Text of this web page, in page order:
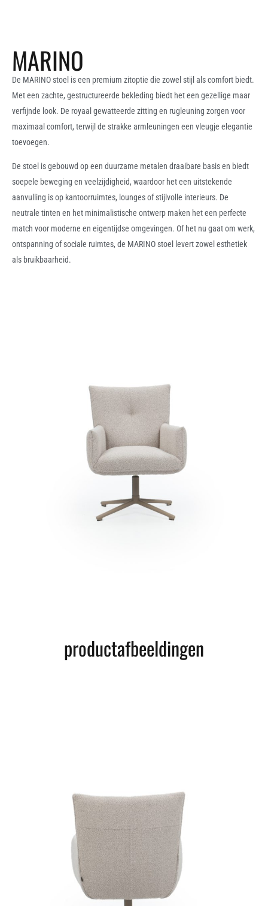
MARINO
De MARINO stoel is een premium zitoptie die zowel stijl als comfort biedt.
Met een zachte, gestructureerde bekleding biedt het een gezellige maar
verfijnde look. De royaal gewatteerde zitting en rugleuning zorgen voor
maximaal comfort, terwijl de strakke armleuningen een vleugje elegantie
toevoegen.
De stoel is gebouwd op een duurzame metalen draaibare basis en biedt
soepele beweging en veelzijdigheid, waardoor het een uitstekende
aanvulling is op kantoorruimtes, lounges of stijlvolle interieurs. De
neutrale tinten en het minimalistische ontwerp maken het een perfecte
match voor moderne en eigentijdse omgevingen. Of het nu gaat om werk,
ontspanning of sociale ruimtes, de MARINO stoel levert zowel esthetiek
als bruikbaarheid.
productafbeeldingen